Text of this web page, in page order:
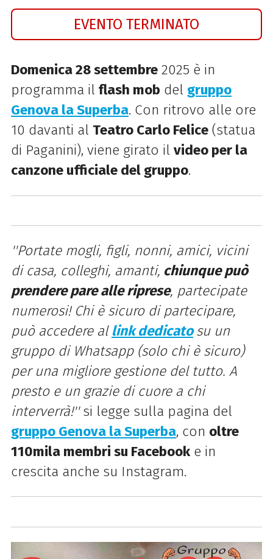
EVENTO TERMINATO
Domenica 28 settembre2025 è in
programma il flash mob del gruppo
Genova la Superba. Con ritrovo alle ore
10 davanti al Teatro Carlo Felice(statua
di Paganini), viene girato il video per la
canzone ufficiale del gruppo.
''Portate mogli, figli, nonni, amici, vicini
di casa, colleghi, amanti, chiunque può
prendere pare alle riprese, partecipate
numerosi! Chi è sicuro di partecipare,
può accedere al link dedicato su un
gruppo di Whatsapp (solo chi è sicuro)
per una migliore gestione del tutto. A
presto e un grazie di cuore a chi
interverrà!''si legge sulla pagina del
gruppo Genova la Superba, con oltre
110mila membri su Facebooke in
crescita anche su Instagram.